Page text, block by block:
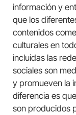
información y
que los
contenidos
culturales en
incluidas las
sociales son
y promueven la
diferencia es
son producidos